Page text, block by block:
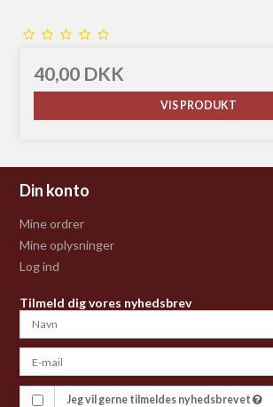
40,00 DKK
VIS PRODUKT
Din konto
Mine ordrer
Mine oplysninger
Log ind
Tilmeld dig vores nyhedsbrev
Jeg vil gerne tilmeldes nyhedsbrevet